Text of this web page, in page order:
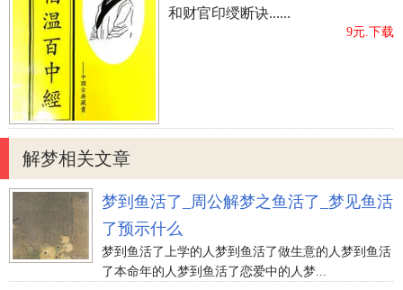
和财官印绶断诀......
9元.下载
解梦相关文章
梦到鱼活了_周公解梦之鱼活了_梦见鱼活
了预示什么
梦到鱼活了上学的人梦到鱼活了做生意的人梦到鱼活
了本命年的人梦到鱼活了恋爱中的人梦...